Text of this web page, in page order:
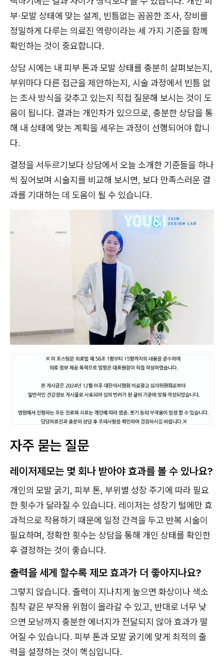
부·모발 상태에 맞는 설계, 빈틈없는 꼼꼼한 조사, 장비를
정밀하게 다루는 의료진 역량이라는 세 가지 기준을 함께
확인하는 것이 중요합니다.
상담 시에는 내 피부 톤과 모발 상태를 충분히 살펴보는지,
부위마다 다른 접근을 제안하는지, 시술 과정에서 빈틈 없
는 조사 방식을 갖추고 있는지 직접 질문해 보시는 것이 도
움이 됩니다. 결과는 개인차가 있으므로, 충분한 상담을 통
해 내 상태에 맞는 계획을 세우는 과정이 선행되어야 합니
다.
결정을 서두르기보다 상담에서 오늘 소개한 기준들을 하나
씩 짚어보며 시술지를 비교해 보시면, 보다 만족스러운 결
과를 기대하는 데 도움이 될 수 있습니다.
자주 묻는 질문
레이저제모는 몇 회나 받아야 효과를 볼 수 있나요?
개인의 모발 굵기, 피부 톤, 부위별 성장 주기에 따라 필요
한 횟수가 달라질 수 있습니다. 레이저는 성장기 털에만 효
과적으로 작용하기 때문에 일정 간격을 두고 반복 시술이
필요하며, 정확한 횟수는 상담을 통해 개인 상태를 확인한
후 결정하는 것이 좋습니다.
출력을 세게 할수록 제모 효과가 더 좋아지나요?
그렇지 않습니다. 출력이 지나치게 높으면 화상이나 색소
침착 같은 부작용 위험이 올라갈 수 있고, 반대로 너무 낮
으면 모낭까지 충분한 에너지가 전달되지 않아 효과가 떨
어질 수 있습니다. 피부 톤과 모발 굵기에 맞게 최적의 출
력을 설정하는 것이 핵심입니다.